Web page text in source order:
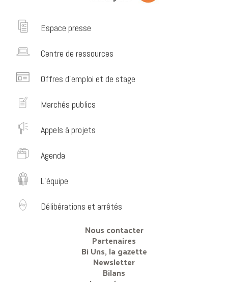
Espace presse
Centre de ressources
Offres d’emploi et de stage
Marchés publics
Appels à projets
Agenda
L’équipe
Délibérations et arrêtés
Nous contacter
Partenaires
Bi Uns, la gazette
Newsletter
Bilans